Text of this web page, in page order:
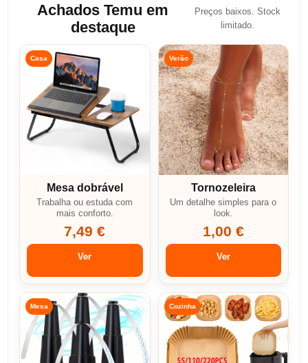
Achados Temu em
destaque
Preços baixos. Stock
limitado.
Casa
Mesa dobrável
Trabalha ou estuda com
mais conforto.
7,49 €
Ver
Verão
Tornozeleira
Um detalhe simples para o
look.
1,00 €
Ver
Mesa Cozinha